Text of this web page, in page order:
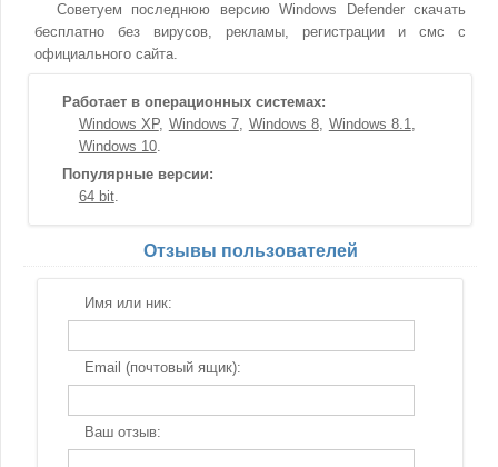
Советуем последнюю версию Windows Defender скачать
бесплатно без вирусов, рекламы, регистрации и смс с
официального сайта.
Работает в операционных системах:
Windows XP
Windows 7 Windows 8
Windows 8.1
Windows 10
Популярные версии:
64 bit
Отзывы пользователей
Имя или ник:
Email (почтовый ящик):
Ваш отзыв: